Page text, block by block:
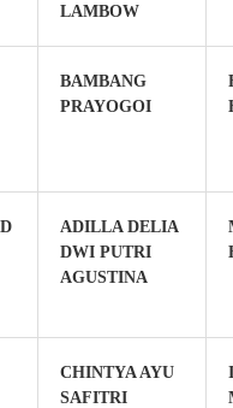
LAMBOW
BAMBANG
PRAYOGOI
ADILLA DELIA
DWI PUTRI
AGUSTINA
CHINTYA AYU
SAFITRI